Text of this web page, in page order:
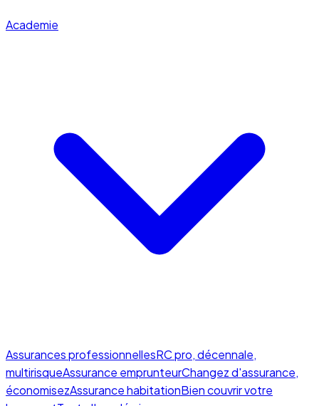
Academie
Assurances professionnellesRC pro, décennale,
multirisqueAssurance emprunteurChangez d'assurance,
économisezAssurance habitationBien couvrir votre